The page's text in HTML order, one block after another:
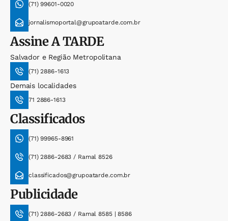
(71) 99601-0020
jornalismoportal@grupoatarde.com.br
AssineA TARDE
Salvador e Região Metropolitana
(71) 2886-1613
Demais localidades
71 2886-1613
Classificados
(71) 99965-8961
(71) 2886-2683 / Ramal 8526
classificados@grupoatarde.com.br
Publicidade
(71) 2886-2683 / Ramal 8585 | 8586